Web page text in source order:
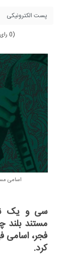
پست الکترونیکی
(0 رای‌ها)
اسامی
سی و یک
مستند بلند
فجر، اسامی
کرد.